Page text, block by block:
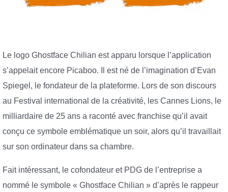
Le logo Ghostface Chilian est apparu lorsque l’application
s’appelait encore Picaboo. Il est né de l’imagination d’Evan
Spiegel, le fondateur de la plateforme. Lors de son discours
au Festival international de la créativité, les Cannes Lions, le
milliardaire de 25 ans a raconté avec franchise qu’il avait
conçu ce symbole emblématique un soir, alors qu’il travaillait
sur son ordinateur dans sa chambre.
Fait intéressant, le cofondateur et PDG de l’entreprise a
nommé le symbole « Ghostface Chilian » d’après le rappeur